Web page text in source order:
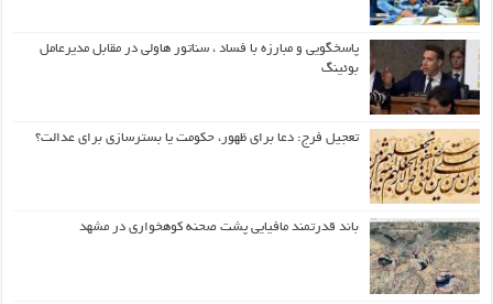
پاسخگویی و مبارزه با فساد ، سناتور هاولی در مقابل مدیرعامل
بوئینگ
تعجیل فرج: دعا برای ظهور، حکومت یا بسترسازی برای عدالت؟
باند قدرتمند مافیایی پشت صحنه کوهخواری در مشهد